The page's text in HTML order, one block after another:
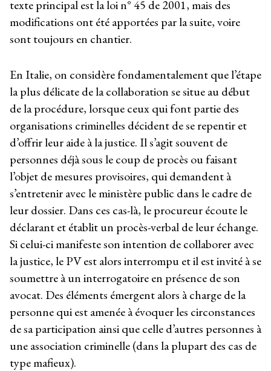
texte principal est la loi n° 45 de 2001, mais des
modifications ont été apportées par la suite, voire
sont toujours en chantier.
En Italie, on considère fondamentalement que l’étape
la plus délicate de la collaboration se situe au début
de la procédure, lorsque ceux qui font partie des
organisations criminelles décident de se repentir et
d’offrir leur aide à la justice. Il s’agit souvent de
personnes déjà sous le coup de procès ou faisant
l’objet de mesures provisoires, qui demandent à
s’entretenir avec le ministère public dans le cadre de
leur dossier. Dans ces cas-là, le procureur écoute le
déclarant et établit un procès-verbal de leur échange.
Si celui-ci manifeste son intention de collaborer avec
la justice, le PV est alors interrompu et il est invité à se
soumettre à un interrogatoire en présence de son
avocat. Des éléments émergent alors à charge de la
personne qui est amenée à évoquer les circonstances
de sa participation ainsi que celle d’autres personnes à
une association criminelle (dans la plupart des cas de
type mafieux).